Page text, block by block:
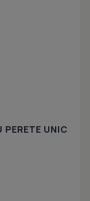
PERETE UNIC